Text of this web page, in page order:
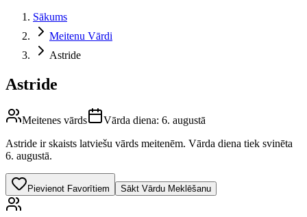
Sākums
Meitenu Vārdi
Astride
Astride
Meitenes vārds Vārda diena: 6. augustā
Astride ir skaists latviešu vārds meitenēm. Vārda diena tiek svinēta
6. augustā.
Pievienot Favorītiem Sākt Vārdu Meklēšanu